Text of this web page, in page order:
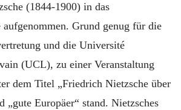
(1844-1900) in das
aufgenommen. Grund genug für die
und die Université
(UCL), zu einer Veranstaltung
dem Titel „Friedrich Nietzsche über
„gute Europäer“ stand. Nietzsches